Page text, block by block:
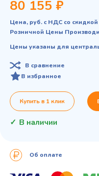
80 155 ₽
Цена, руб. с НДС со
Розничной Цены
Цены указаны для
В сравнение
В избранное
Купить в 1 клик
В наличии
Об оплате